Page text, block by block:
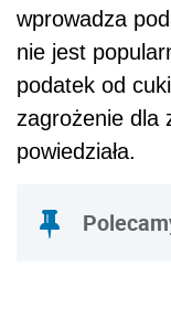
wprowadza
nie jest
podatek od
zagrożenie dla
powiedziała.